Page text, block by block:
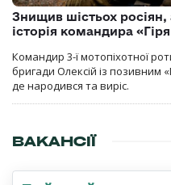
Знищив шістьох росіян,
історія командира
Командир 3-ї мотопіхотної
бригади Олексій із позивним
де народився та виріс.
ВАКАНСІЇ